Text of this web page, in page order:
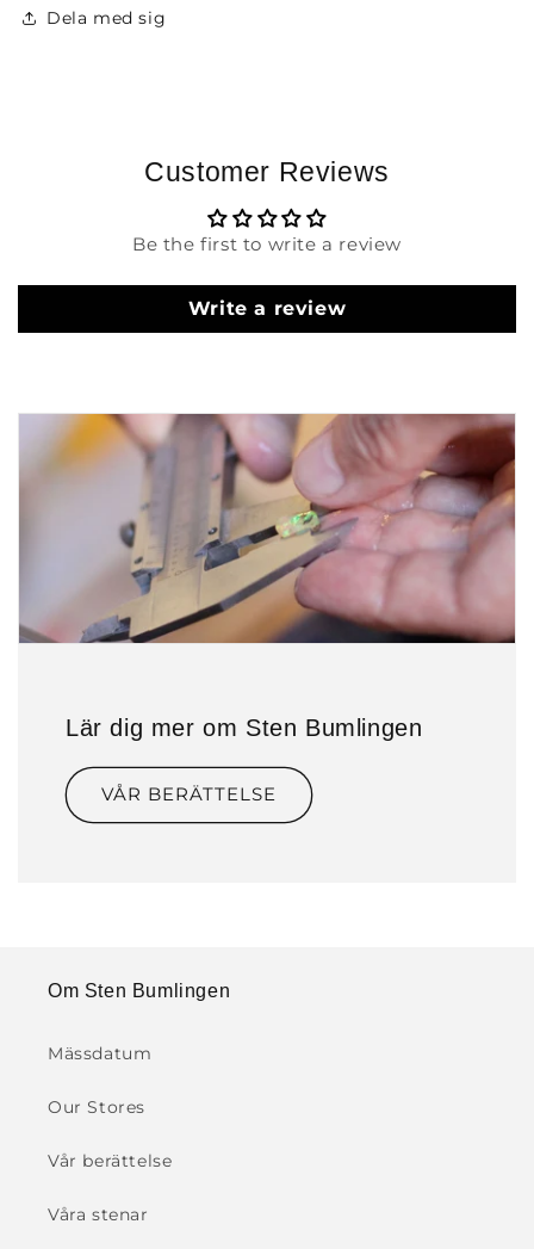
Dela med sig
Customer Reviews
Be the first to write a review
Write a review
Lär dig mer om Sten Bumlingen
VÅR BERÄTTELSE
Om Sten Bumlingen
Mässdatum
Our Stores
Vår berättelse
Våra stenar